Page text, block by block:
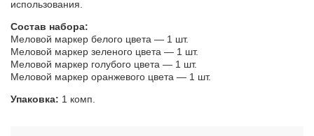
использования.
Состав набора:
Меловой маркер белого цвета — 1 шт.
Меловой маркер зеленого цвета — 1 шт.
Меловой маркер голубого цвета — 1 шт.
Меловой маркер оранжевого цвета — 1 шт.
Упаковка: 1 комп.